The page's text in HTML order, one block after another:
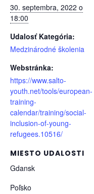
30. septembra, 2022 o
18:00
Udalosť Kategória:
Medzinárodné školenia
Webstránka:
https://www.salto-
youth.net/tools/european-
training-
calendar/training/social-
inclusion-of-young-
refugees.10516/
MIESTO UDALOSTI
Gdansk
Poľsko